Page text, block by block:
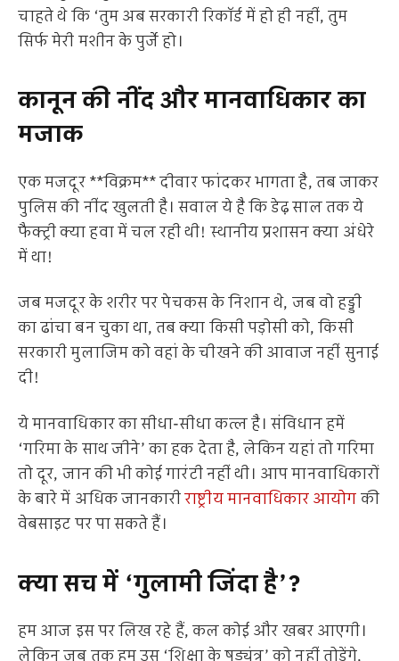
चाहते थे कि ‘तुम अब सरकारी रिकॉर्ड में हो ही नहीं, तुम
सिर्फ मेरी मशीन के पुर्जे हो।
कानून की नींद और मानवाधिकार का
मजाक
एक मजदूर **विक्रम** दीवार फांदकर भागता है, तब जाकर
पुलिस की नींद खुलती है। सवाल ये है कि डेढ़ साल तक ये
फैक्ट्री क्या हवा में चल रही थी! स्थानीय प्रशासन क्या अंधेरे
में था!
जब मजदूर के शरीर पर पेचकस के निशान थे, जब वो हड्डी
का ढांचा बन चुका था, तब क्या किसी पड़ोसी को, किसी
सरकारी मुलाजिम को वहां के चीखने की आवाज नहीं सुनाई
दी!
ये मानवाधिकार का सीधा-सीधा कत्ल है। संविधान हमें
‘गरिमा के साथ जीने’ का हक देता है, लेकिन यहां तो गरिमा
तो दूर, जान की भी कोई गारंटी नहीं थी। आप मानवाधिकारों
के बारे में अधिक जानकारीराष्ट्रीय मानवाधिकार आयोगकी
वेबसाइट पर पा सकते हैं।
क्या सच में ‘गुलामी जिंदा है’?
हम आज इस पर लिख रहे हैं, कल कोई और खबर आएगी।
लेकिन जब तक हम उस ‘शिक्षा के षड्यंत्र’ को नहीं तोड़ेंगे,